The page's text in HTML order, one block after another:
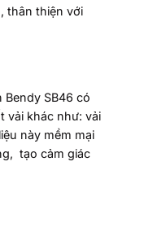
thân thiện với
Bendy SB46 có
vải khác như: vải
này mềm mại
tạo cảm giác